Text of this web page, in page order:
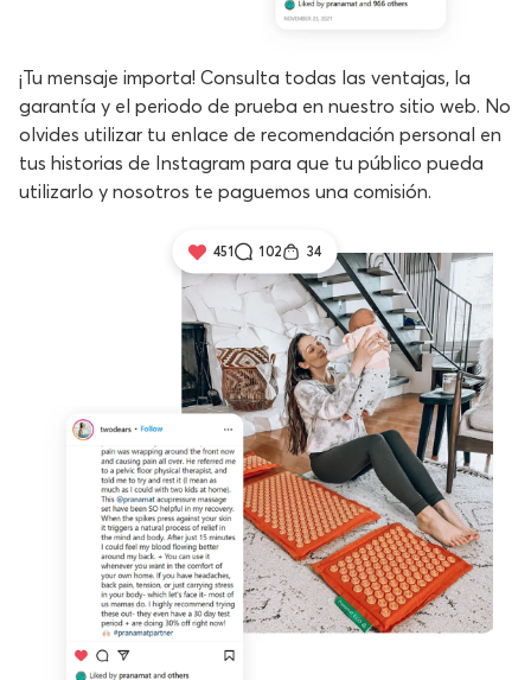
¡Tu mensaje importa! Consulta todas las ventajas, la
garantía y el periodo de prueba en nuestro sitio web. No
olvides utilizar tu enlace de recomendación personal en
tus historias de Instagram para que tu público pueda
utilizarlo y nosotros te paguemos una comisión.
451 102 34